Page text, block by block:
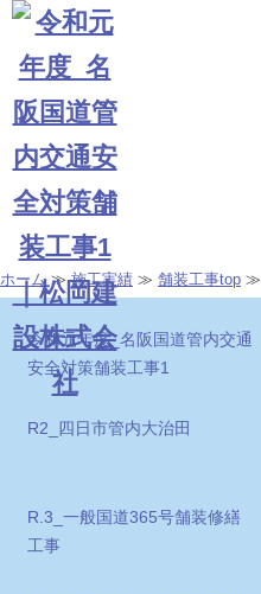
ホーム≫施工実績 ≫ 舗装工事top ≫
令和元年度_名阪国道管内交通
安全対策舗装工事1
R2_四日市管内大治田
R.3_一般国道365号舗装修繕
工事